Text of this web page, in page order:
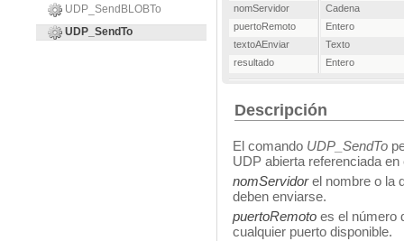
UDP_SendBLOBTo
UDP_SendTo
nomServidor
Cadena
puertoRemoto
Entero
textoAEnviar
Texto
resultado
Entero
Descripción
El comando UDP_SendTo
UDP abierta referenciada
nomServidorel nombre o la
deben enviarse.
puertoRemoto es el número
cualquier puerto disponible.